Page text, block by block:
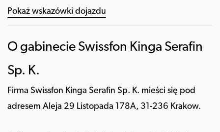
Pokaż wskazówki dojazdu
O gabinecie Swissfon Kinga Serafin
Sp. K.
Firma Swissfon Kinga Serafin Sp. K. mieści się pod
adresem Aleja 29 Listopada 178A, 31-236 Krakow.